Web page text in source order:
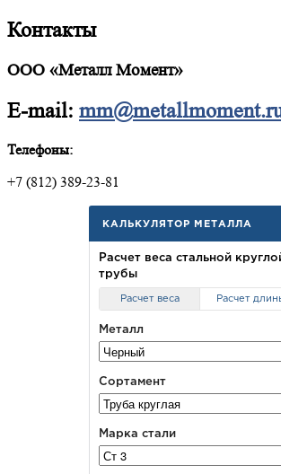
Контакты
ООО «Металл Момент»
E-mail:
Телефоны:
+7 (812) 389-23-81